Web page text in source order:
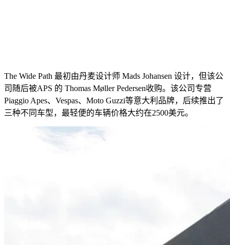
The Wide Path 最初由丹麦设计师 Mads Johansen 设计，但该公
司随后被APS 的 Thomas Møller Pedersen收购。该公司专营
Piaggio Apes、 Vespas、 Moto Guzzi等意大利品牌，后续推出了
三种不同车型，最轻便的车辆价格大约在2500美元。